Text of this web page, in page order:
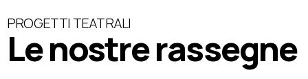
PROGETTI TEATRALI
Le nostre rassegne